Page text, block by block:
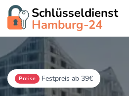
Schlüsseldienst
Hamburg-24
Preise Festpreis ab 39€